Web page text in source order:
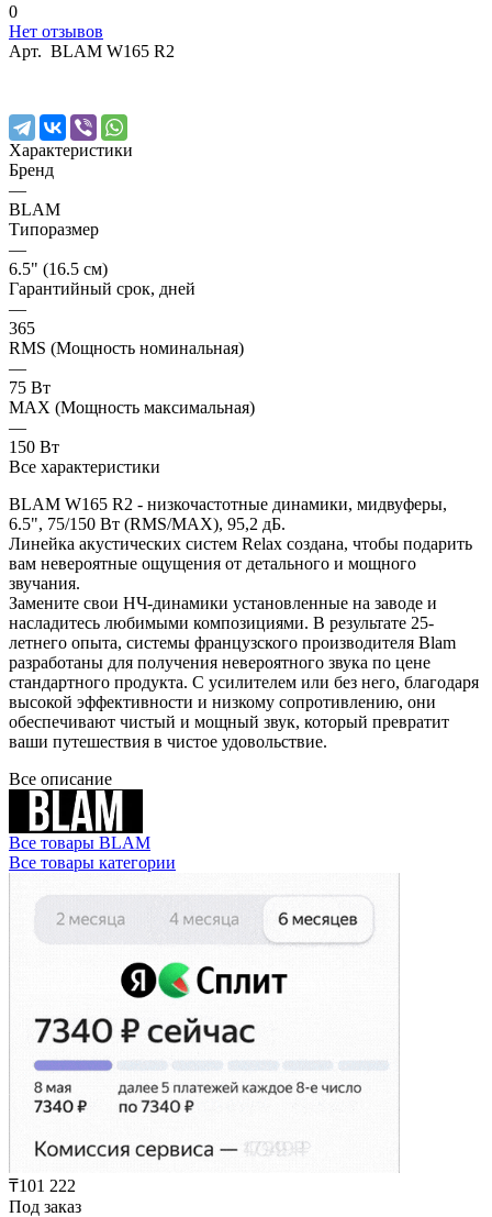
0
Нет отзывов
Арт. BLAM W165 R2
Характеристики
Бренд
—
BLAM
Типоразмер
—
6.5" (16.5 см)
Гарантийный срок, дней
—
365
RMS (Мощность номинальная)
—
75 Вт
MAX (Мощность максимальная)
—
150 Вт
Все характеристики
BLAM W165 R2 - низкочастотные динамики, мидвуферы,
6.5", 75/150 Вт (RMS/MAX), 95,2 дБ.
Линейка акустических систем Relax создана, чтобы подарить
вам невероятные ощущения от детального и мощного
звучания.
Замените свои НЧ-динамики установленные на заводе и
насладитесь любимыми композициями. В результате 25-
летнего опыта, системы французского производителя Blam
разработаны для получения невероятного звука по цене
стандартного продукта. С усилителем или без него, благодаря
высокой эффективности и низкому сопротивлению, они
обеспечивают чистый и мощный звук, который превратит
ваши путешествия в чистое удовольствие.
Все описание
Все товары BLAM
Все товары категории
₸101 222
Под заказ